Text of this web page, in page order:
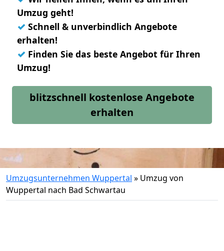
Umzug geht!
✓ Schnell & unverbindlich Angebote
erhalten!
✓ Finden Sie das beste Angebot für Ihren
Umzug!
blitzschnell kostenlose Angebote
erhalten
Umzugsunternehmen Wuppertal » Umzug von
Wuppertal nach Bad Schwartau